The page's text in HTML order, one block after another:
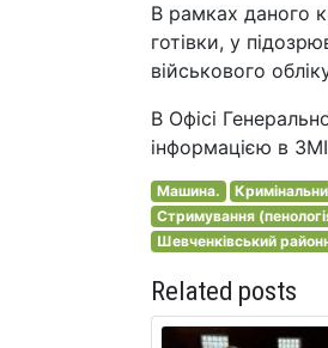
В рамках даного
готівки, у
військового
В Офісі
інформацією в
Машина.
Стримування
Шевченківський
Related posts